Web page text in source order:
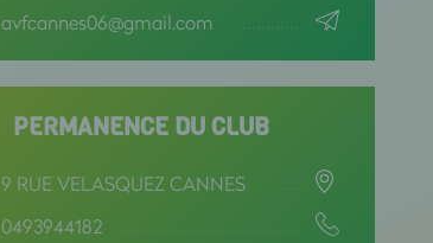
avfcannes06@gmail.com
PERMANENCE DU CLUB
9 RUE VELASQUEZ CANNES
0493944182